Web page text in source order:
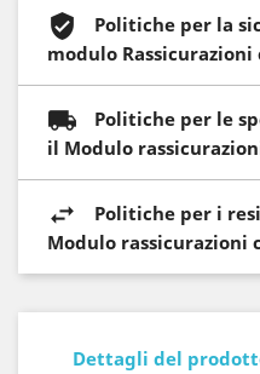
Politiche per la
modulo
Politiche per le
il Modulo
Politiche per i
Modulo rassicurazioni
Dettagli del